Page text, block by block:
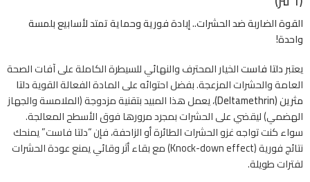
القوة الضاربة ضد الحشرات.. إبادة فورية وحماية تمتد لأسابيع بلمسة
واحدة!
يعتبردلتا فاستالخيار المحترف والنهائي للسيطرة الكاملة على آفات الصحة
العامة والحشرات المزعجة. بفضل احتوائه على المادة الفعالة القويةدلتا
مثرين (Deltamethrin)
، يعمل هذا المبيد بتقنية مزدوجة (الملامسة والجهاز
الهضمي) ليقضي على الحشرات بمجرد مرورها فوق الأسطح المعالجة.
سواء كنت تواجه غزو الحشرات الطائرة أو الزاحفة، فإن “دلتا فاست” يمنحك
نتائج فورية (Knock-down effect) مع بقاء أثر وقائي يمنع عودة الحشرات
لفترات طويلة.